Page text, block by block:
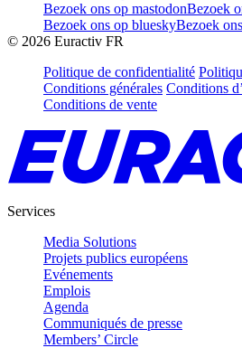
Bezoek ons op mastodonBezoek
Bezoek ons op blueskyBezoek
© 2026 Euractiv FR
Politique de confidentialité
Conditions générales Conditions
Conditions de vente
Services
Media Solutions
Projets publics européens
Evénements
Emplois
Agenda
Communiqués de presse
Members’ Circle